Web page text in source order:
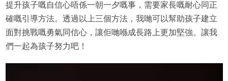
提升孩子嘅自信心唔係一朝一夕嘅事，需要家長嘅耐心同正
確嘅引導方法。透過以上三個方法，我哋可以幫助孩子建立
面對挑戰嘅勇氣同信心，讓佢哋喺成長路上更加堅強。讓我
們一起為孩子努力吧！